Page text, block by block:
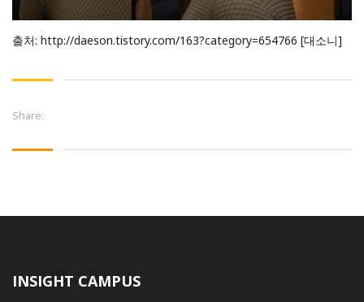
출처: http://daeson.tistory.com/163?category=654766 [대소니]
Share:
INSIGHT CAMPUS